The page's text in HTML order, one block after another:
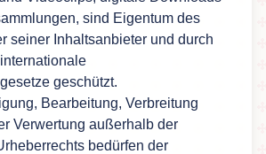
sind Eigentum des
seiner Inhaltsanbieter und durch
geschützt.
Bearbeitung, Verbreitung
Verwertung außerhalb der
bedürfen der